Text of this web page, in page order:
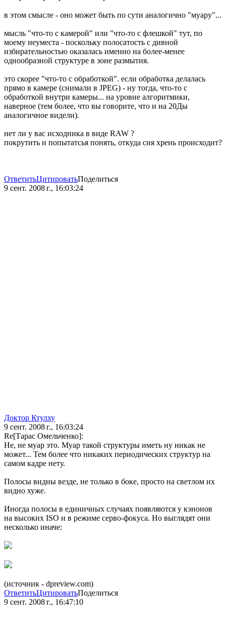
в этом смысле - оно может быть по сути аналогично "муару"...
мысль "что-то с камерой" или "что-то с флешкой" тут, по
моему неуместа - поскольку полосатость с дивной
избирательностью оказалась именно на более-менее
однообразной структуре в зоне размытия.
это скорее "что-то с обработкой". если обработка делалась
прямо в камере (снимали в JPEG) - ну тогда, что-то с
обработкой внутри камеры... на уровне алгоритмики,
наверное (тем более, что вы говорите, что и на 20Ды
аналогичное видели).
нет ли у вас исходника в виде RAW ?
покрутить и попытатсья понять, откуда сия хрень происходит?
ОтветитьЦитироватьПоделиться
9 сент. 2008 г., 16:03:24
Доктор Ктулху
9 сент. 2008 г., 16:03:24
Re[Тарас Омельченко]:
Не, не муар это. Муар такой структуры иметь ну никак не
может... Тем более что никаких периодических структур на
самом кадре нету.
Полосы видны везде, не только в боке, просто на светлом их
видно хуже.
Иногда полосы в единичных случаях появляются у кэнонов
на высоких ISO и в режиме серво-фокуса. Но выглядят они
несколько иначе:
(источник - dpreview.com)
ОтветитьЦитироватьПоделиться
9 сент. 2008 г., 16:47:10